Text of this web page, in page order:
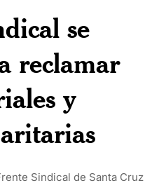
se
reclamar
y
Sindical de Santa Cruz